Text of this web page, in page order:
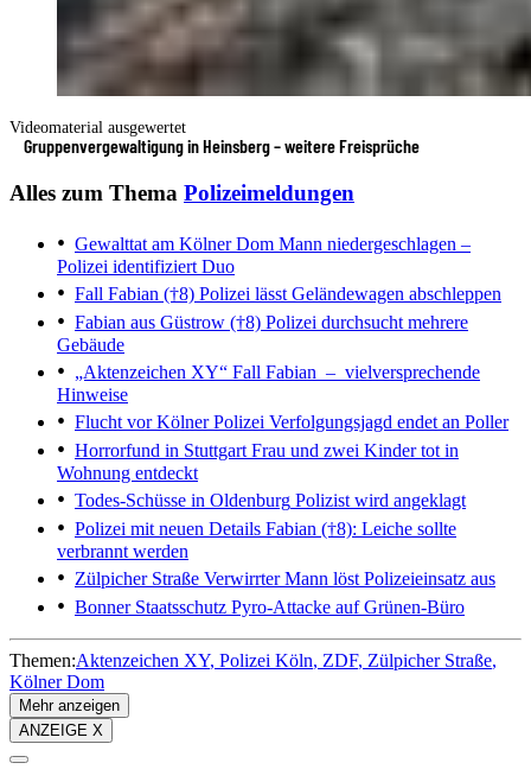
Videomaterial ausgewertet
Gruppenvergewaltigung in Heinsberg – weitere Freisprüche
Alles zum Thema Polizeimeldungen
Gewalttat am Kölner Dom Mann niedergeschlagen –
Polizei identifiziert Duo
Fall Fabian (†8) Polizei lässt Geländewagen abschleppen
Fabian aus Güstrow (†8) Polizei durchsucht mehrere
Gebäude
„Aktenzeichen XY“ Fall Fabian – vielversprechende
Hinweise
Flucht vor Kölner Polizei Verfolgungsjagd endet an Poller
Horrorfund in Stuttgart Frau und zwei Kinder tot in
Wohnung entdeckt
Todes-Schüsse in Oldenburg Polizist wird angeklagt
Polizei mit neuen Details Fabian (†8): Leiche sollte
verbrannt werden
Zülpicher Straße Verwirrter Mann löst Polizeieinsatz aus
Bonner Staatsschutz Pyro-Attacke auf Grünen-Büro
Themen:Aktenzeichen XY Polizei Köln ZDF Zülpicher Straße
Kölner Dom
Mehr anzeigen
ANZEIGE X